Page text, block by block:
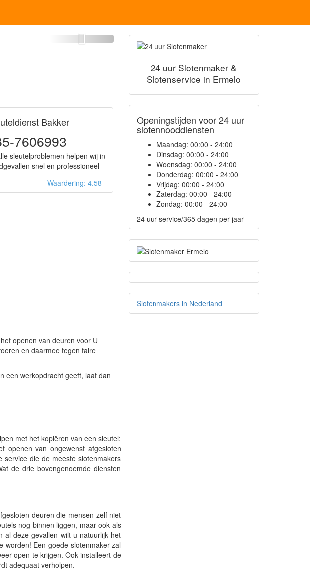
Bakker
7606993
sleutelproblemen helpen wij in
snel en professioneel
Waardering: 4.58
openen van deuren voor U
en daarmee tegen faire
een werkopdracht geeft, laat dan
met het kopiëren van een sleutel:
openen van ongewenst afgesloten
die de meeste slotenmakers
de drie bovengenoemde diensten
deuren die mensen zelf niet
nog binnen liggen, maar ook als
al deze gevallen wilt u natuurlijk het
worden! Een goede slotenmaker zal
open te krijgen. Ook installeert de
adequaat verholpen.
24 uur Slotenmaker &
Slotenservice in Ermelo
Openingstijden voor 24 uur
slotennooddiensten
Maandag: 00:00 - 24:00
Dinsdag: 00:00 - 24:00
Woensdag: 00:00 - 24:00
Donderdag: 00:00 - 24:00
Vrijdag: 00:00 - 24:00
Zaterdag: 00:00 - 24:00
Zondag: 00:00 - 24:00
24 uur service/365 dagen per jaar
Slotenmakers in Nederland